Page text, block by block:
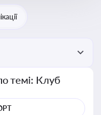
темі: Клуб